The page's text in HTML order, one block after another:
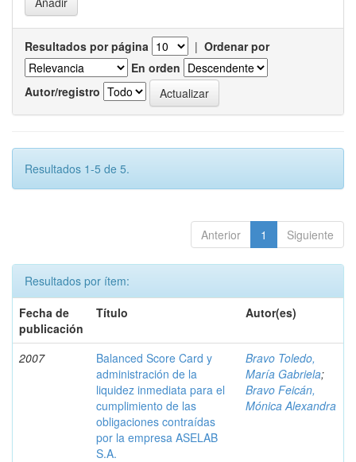
Resultados por página | Ordenar por
En orden
Autor/registro
Resultados 1-5 de 5.
Anterior 1 Siguiente
Resultados por ítem:
Fecha de
publicación
Título Autor(es)
2007
Balanced Score Card y
administración de la
liquidez inmediata para el
cumplimiento de las
obligaciones contraídas
por la empresa ASELAB
S.A.
Bravo Toledo,
María Gabriela;
Bravo Feicán,
Mónica Alexandra